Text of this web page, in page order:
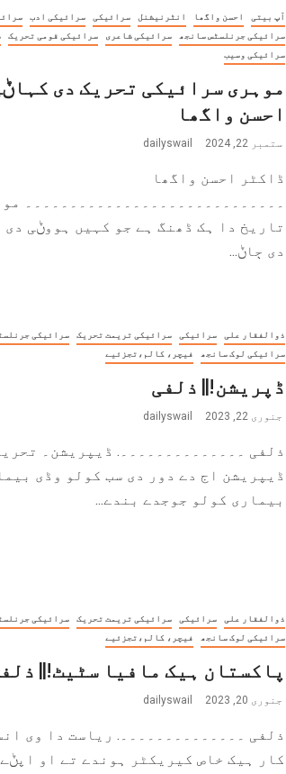
آپ بیتی احسن واگھا انٹرنیشنل سرائیکی سرائیکی ادب
سرائیکی جرنلسٹس سانجھ
سرائیکی شاعری سرائیکی قومی تحریک
سرائیکی وسیب
موہری سرائیکی تحریک دی
احسن واگھا
ستمبر 22, 2024 dailyswail
ڈاکٹر احسن واگھا
۔۔۔۔۔۔۔۔۔۔۔۔۔۔۔۔۔۔۔۔۔۔۔۔۔۔۔۔۔
تاریخ دا ہک ڈھنگ ہے جو کہیں ہووݨی دی
دی ڄاݨ...
ذوالفقار علی سرائیکی سرائیکی تریمت تحریک
سرائیکی
سرائیکی لوک سانجھ
فیچر، کالم،تجزئیے
ڈپریشن!|| ذلفی
جنوری 22, 2023 dailyswail
ذلفی ۔۔۔۔۔۔۔۔۔۔۔۔۔۔. ڈیپریشن۔
ڈیپریشن اج دے دور دی سب کولو وڈی
بیماری کولو جوجدے بندے...
ذوالفقار علی سرائیکی سرائیکی تریمت تحریک
سرائیکی
سرائیکی لوک سانجھ
فیچر، کالم،تجزئیے
پاکستان ہیک مافیا سٹیٹ!||
جنوری 20, 2023 dailyswail
ذلفی ۔۔۔۔۔۔۔۔۔۔۔۔۔۔. ریاست دا وی
کار ہیک خاص کیریکٹر ہوندے تے او